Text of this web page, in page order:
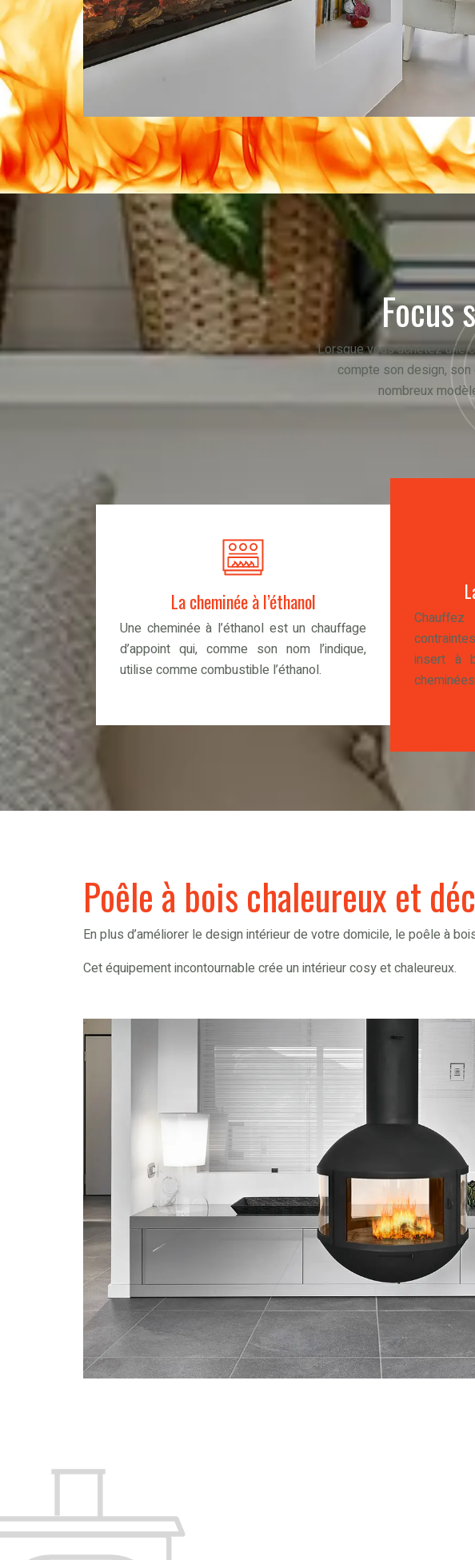
Focus
Lorsque vous achetez une
compte son design,
nombreux
La cheminée à l’éthanol
Une cheminée à l’éthanol est un chauffage
d’appoint qui, comme son nom l’indique,
utilise comme combustible l’éthanol.
insert à
Poêle à bois chaleureux et
En plus d’améliorer le design intérieur de votre domicile, le poêle à
Cet équipement incontournable crée un intérieur cosy et chaleureux.